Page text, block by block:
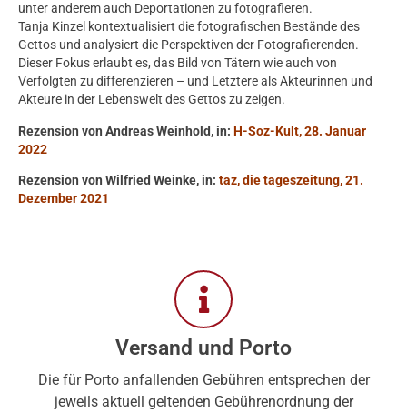
unter anderem auch Deportationen zu fotografieren.
Tanja Kinzel kontextualisiert die fotografischen Bestände des
Gettos und analysiert die Perspektiven der Fotografierenden.
Dieser Fokus erlaubt es, das Bild von Tätern wie auch von
Verfolgten zu differenzieren – und Letztere als Akteurinnen und
Akteure in der Lebenswelt des Gettos zu zeigen.
Rezension von Andreas Weinhold, in: H-Soz-Kult, 28. Januar
2022
Rezension von Wilfried Weinke, in: taz, die tageszeitung, 21.
Dezember 2021
Versand und Porto
Die für Porto anfallenden Gebühren entsprechen der
jeweils aktuell geltenden Gebührenordnung der